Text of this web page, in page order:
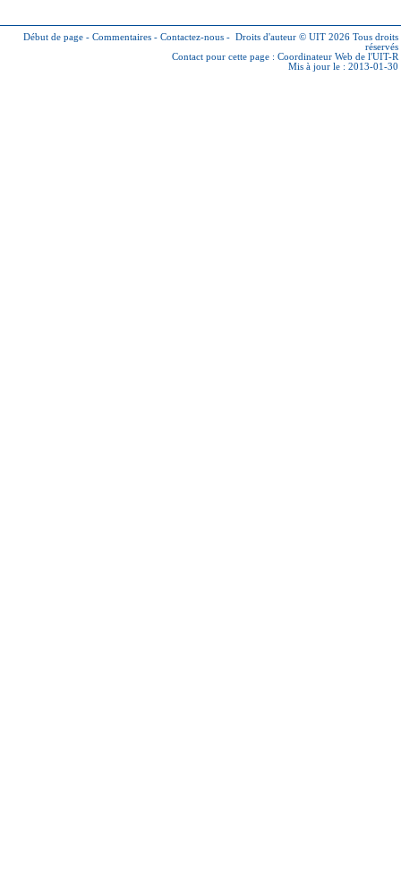
Début de page - Commentaires - Contactez-nous - Droits d'auteur © UIT 2026 Tous droits
réservés
Contact pour cette page : Coordinateur Web de l'UIT-R
Mis à jour le : 2013-01-30